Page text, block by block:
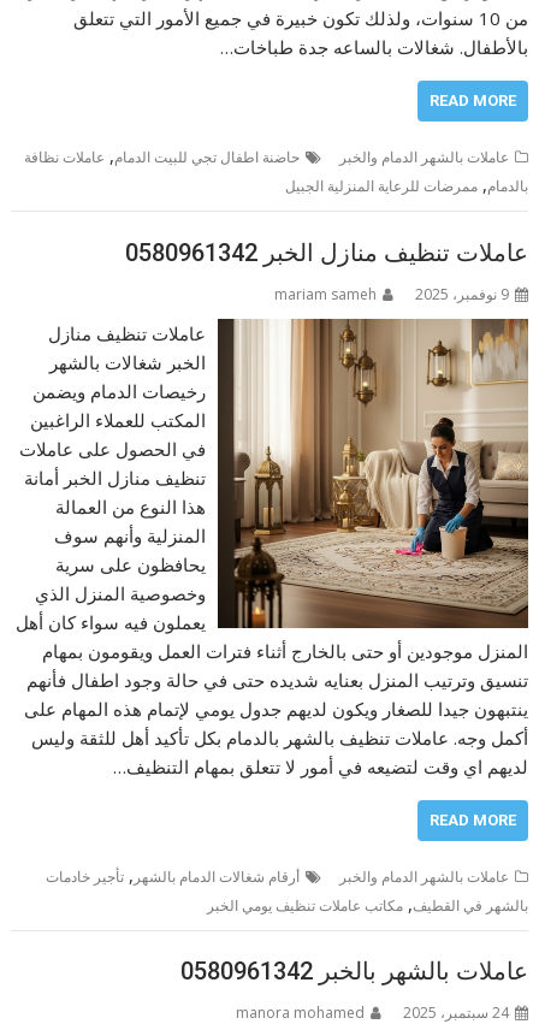
من 10 سنوات، ولذلك تكون خبيرة في جميع الأمور التي تتعلق
بالأطفال. شغالات بالساعه جدة طباخات…
READ MORE
عاملات بالشهر الدمام والخبر حاضنة اطفال تجي للبيت الدمام, عاملات نظافة
بالدمام,ممرضات للرعاية المنزلية الجبيل
عاملات تنظيف منازل الخبر 0580961342
9 نوفمبر، 2025 mariam sameh
عاملات تنظيف منازل
الخبر شغالات بالشهر
رخيصات الدمام ويضمن
المكتب للعملاء الراغبين
في الحصول على عاملات
تنظيف منازل الخبر أمانة
هذا النوع من العمالة
المنزلية وأنهم سوف
يحافظون على سرية
وخصوصية المنزل الذي
يعملون فيه سواء كان أهل
المنزل موجودين أو حتى بالخارج أثناء فترات العمل ويقومون بمهام
تنسيق وترتيب المنزل بعنايه شديده حتى في حالة وجود اطفال فأنهم
ينتبهون جيدا للصغار ويكون لديهم جدول يومي لإتمام هذه المهام على
أكمل وجه. عاملات تنظيف بالشهر بالدمام بكل تأكيد أهل للثقة وليس
لديهم اي وقت لتضيعه في أمور لا تتعلق بمهام التنظيف…
READ MORE
عاملات بالشهر الدمام والخبر أرقام شغالات الدمام بالشهر ,تأجير خادمات
بالشهر في القطيف,مكاتب عاملات تنظيف يومي الخبر
عاملات بالشهر بالخبر 0580961342
24 سبتمبر، 2025 manora mohamed